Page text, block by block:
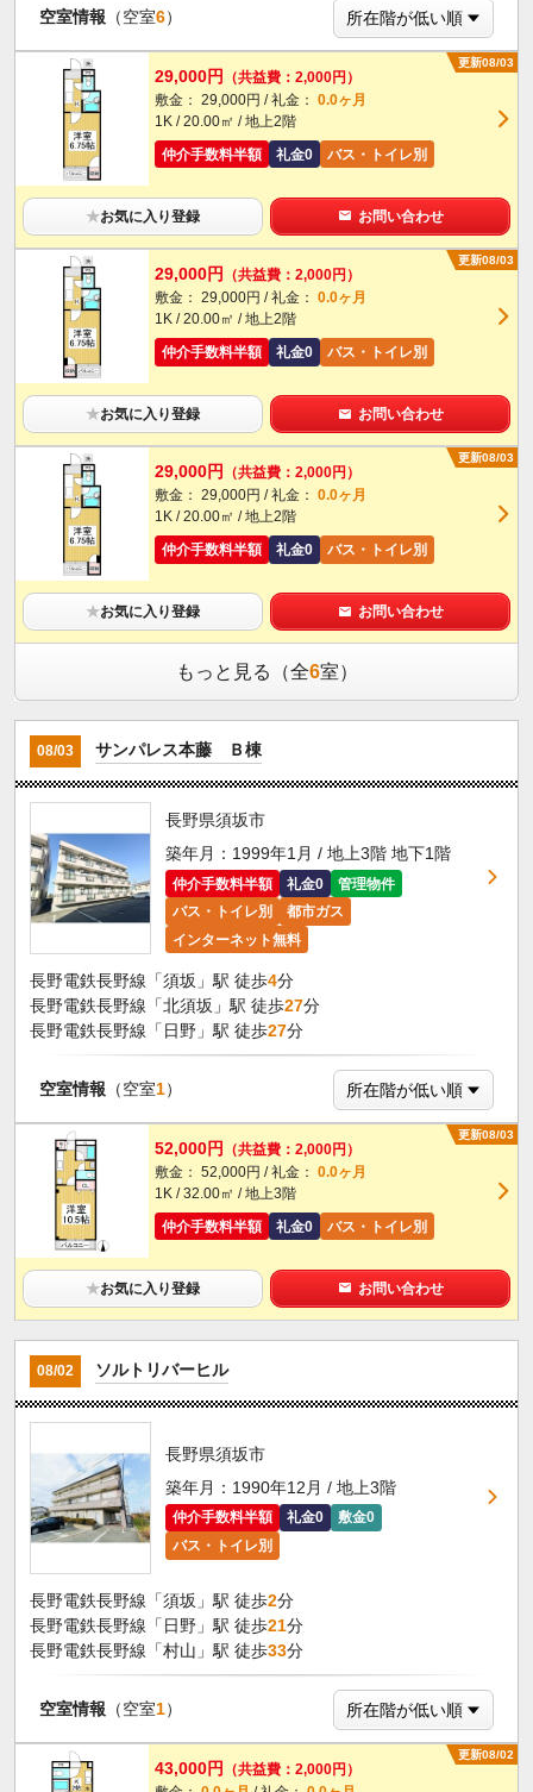
空室情報 （空室6）
更新08/03
29,000円
（共益費：2,000円）
敷金： 29,000円 / 礼金： 0.0ヶ月
1K / 20.00㎡ / 地上2階
仲介手数料半額
礼金0 バス・トイレ別
★お気に入り登録 お問い合わせ
更新08/03
29,000円
（共益費：2,000円）
敷金： 29,000円 / 礼金： 0.0ヶ月
1K / 20.00㎡ / 地上2階
仲介手数料半額
礼金0 バス・トイレ別
★お気に入り登録 お問い合わせ
更新08/03
29,000円
（共益費：2,000円）
敷金： 29,000円 / 礼金： 0.0ヶ月
1K / 20.00㎡ / 地上2階
仲介手数料半額
礼金0 バス・トイレ別
★お気に入り登録 お問い合わせ
もっと見る（全6室）
08/03 サンパレス本藤 Ｂ棟
長野県須坂市
築年月：1999年1月 / 地上3階 地下1階
仲介手数料半額 礼金0
管理物件
バス・トイレ別
都市ガス
インターネット無料
長野電鉄長野線「須坂」駅 徒歩4分
長野電鉄長野線「北須坂」駅 徒歩27分
長野電鉄長野線「日野」駅 徒歩27分
空室情報 （空室1）
更新08/03
52,000円
（共益費：2,000円）
敷金： 52,000円 / 礼金： 0.0ヶ月
1K / 32.00㎡ / 地上3階
仲介手数料半額
礼金0 バス・トイレ別
★お気に入り登録 お問い合わせ
08/02 ソルトリバーヒル
長野県須坂市
築年月：1990年12月 / 地上3階
仲介手数料半額 礼金0
敷金0
バス・トイレ別
長野電鉄長野線「須坂」駅 徒歩2分
長野電鉄長野線「日野」駅 徒歩21分
長野電鉄長野線「村山」駅 徒歩33分
空室情報 （空室1）
更新08/02
43,000円
（共益費：2,000円）